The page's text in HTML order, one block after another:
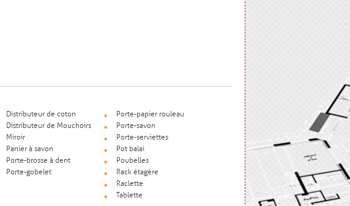
Distributeur de coton
Distributeur de Mouchoirs
Miroir
Panier à savon
Porte-brosse à dent
Porte-gobelet
Porte-papier rouleau
Porte-savon
Porte-serviettes
Pot balai
Poubelles
Rack étagère
Raclette
Tablette